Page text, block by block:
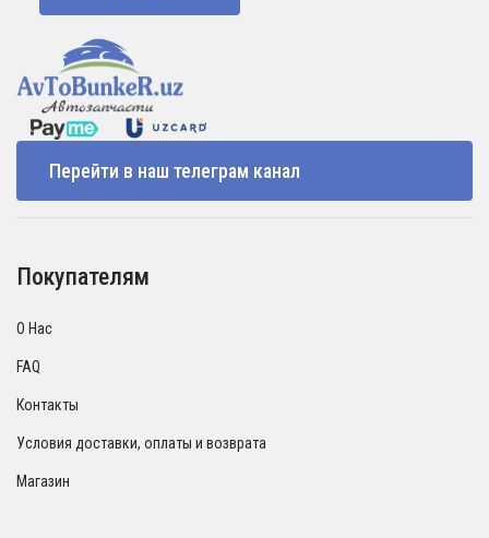
Перейти в наш телеграм канал
Покупателям
О Нас
FAQ
Контакты
Условия доставки, оплаты и возврата
Магазин